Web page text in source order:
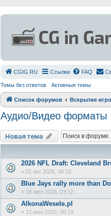
СGIG.RU Ссылки FAQ
Темы без ответов Активные темы
Список форумов Вскрытие
Аудио/Видео форматы
Новая тема
2026 NFL Draft: Cleveland
» 01 авг 2026, 08:15
Blue Jays rally more than
» 18 июл 2026, 03:12
AlkonaWesele.pl
» 12 июл 2026, 08:19